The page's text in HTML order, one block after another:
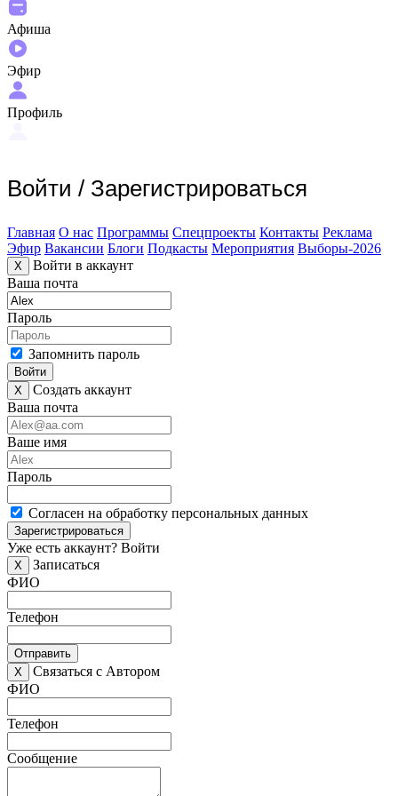
Афиша
Эфир
Профиль
Войти / Зарегистрироваться
Главная О нас Программы Спецпроекты Контакты Реклама
Эфир Вакансии Блоги Подкасты Мероприятия Выборы-2026
X
Войти в аккаунт
Ваша почта
Пароль
Запомнить пароль
Войти
X
Создать аккаунт
Ваша почта
Ваше имя
Пароль
Согласен на обработку персональных данных
Зарегистрироваться
Уже есть аккаунт? Войти
X
Записаться
ФИО
Телефон
Отправить
X
Связаться с Автором
ФИО
Телефон
Сообщение